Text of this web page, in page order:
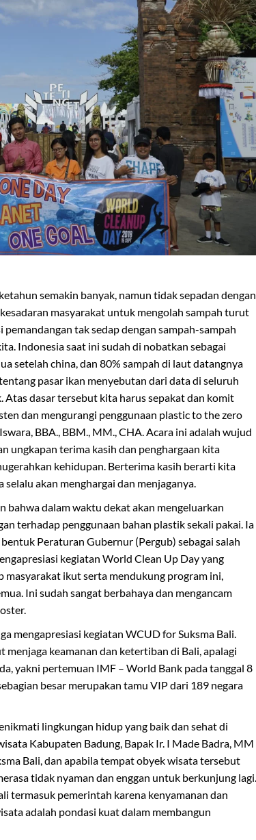
semakin banyak, namun tidak sepadan dengan
masyarakat untuk mengolah sampah turut
tak sedap dengan sampah-sampah
Indonesia saat ini sudah di nobatkan sebagai
setelah china, dan 80% sampah di laut datangnya
pasar ikan menyebutan dari data di seluruh
dasar tersebut kita harus sepakat dan komit
dan mengurangi penggunaan plastic to the zero
BBA., BBM., MM., CHA. Acara ini adalah wujud
ungkapan terima kasih dan penghargaan kita
kehidupan. Berterima kasih berarti kita
akan menghargai dan menjaganya.
bahwa dalam waktu dekat akan mengeluarkan
terhadap penggunaan bahan plastik sekali pakai. Ia
Peraturan Gubernur (Pergub) sebagai salah
kegiatan World Clean Up Day yang
ikut serta mendukung program ini,
Ini sudah sangat berbahaya dan mengancam
mengapresiasi kegiatan WCUD for Suksma Bali.
keamanan dan ketertiban di Bali, apalagi
yakni pertemuan IMF – World Bank pada tanggal 8
besar merupakan tamu VIP dari 189 negara
lingkungan hidup yang baik dan sehat di
Kabupaten Badung, Bapak Ir. I Made Badra, MM
Bali, dan apabila tempat obyek wisata tersebut
tidak nyaman dan enggan untuk berkunjung lagi.
termasuk pemerintah karena kenyamanan dan
adalah pondasi kuat dalam membangun